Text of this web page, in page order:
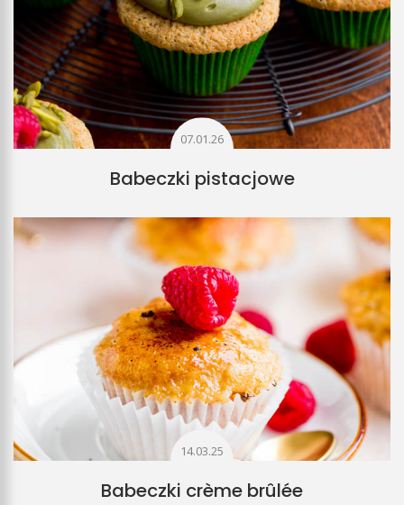
07.01.26
Babeczki pistacjowe
14.03.25
Babeczki crème brûlée